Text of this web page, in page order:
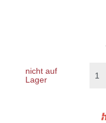
nicht auf
Lager